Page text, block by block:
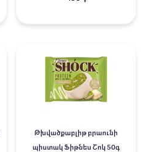
Թխվածքաբլիթ բրաունի
պիստակ Ֆիթնես Շոկ 50գ